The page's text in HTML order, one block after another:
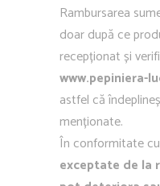
Rambursarea
doar după ce
recepționat și
www.pepiniera-
astfel că
menționate.
În conformitate
exceptate de la